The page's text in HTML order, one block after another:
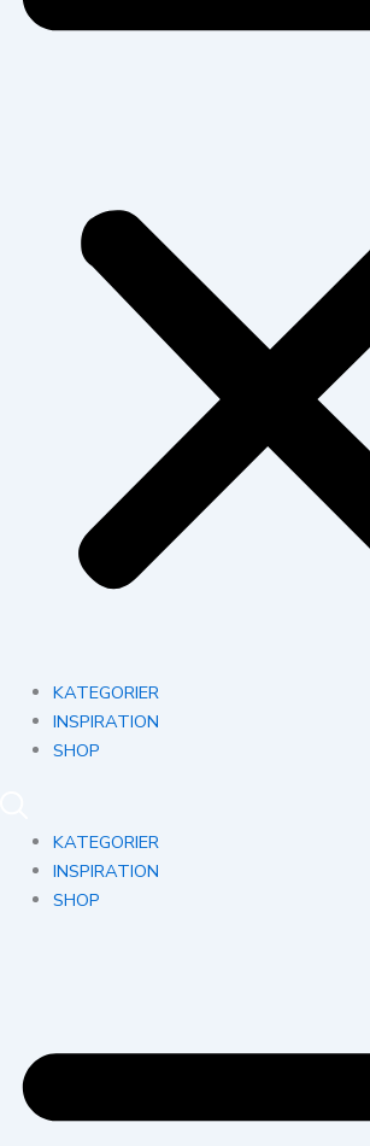
KATEGORIER
INSPIRATION
SHOP
KATEGORIER
INSPIRATION
SHOP